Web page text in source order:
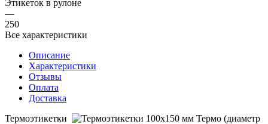
Этикеток в рулоне
—
250
Все характеристики
Описание
Характеристики
Отзывы
Оплата
Доставка
Термоэтикетки